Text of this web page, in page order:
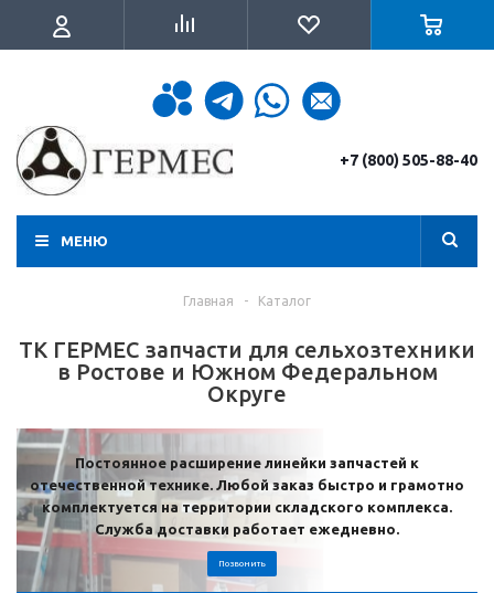
+7 (800) 505-88-40
МЕНЮ
Главная - Каталог
ТК ГЕРМЕС запчасти для сельхозтехники
в Ростове и Южном Федеральном
Округе
Постоянное расширение линейки запчастей к
отечественной технике. Любой заказ быстро и грамотно
комплектуется на территории складского комплекса.
Служба доставки работает ежедневно.
Позвонить